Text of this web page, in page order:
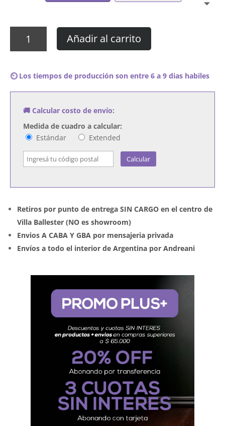
Fragment
01-
cantidad
Añadir al carrito
⏲️ Los tiempos de producción son entre 6 a 9 dias habiles
🚚 Calcular costo de envío:
Medida de cuadro a calcular:
Estándar
Extended
Calcular
Retiros por punto de entrega SIN CARGO en el centro de
Villa Ballester (NO es showroom)
Envios A CABA Y GBA por mensajeria privada
Envíos a todo el interior de Argentina por Andreani